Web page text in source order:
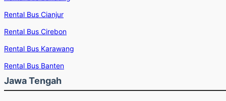
Rental Bus Cianjur
Rental Bus Cirebon
Rental Bus Karawang
Rental Bus Banten
Jawa Tengah